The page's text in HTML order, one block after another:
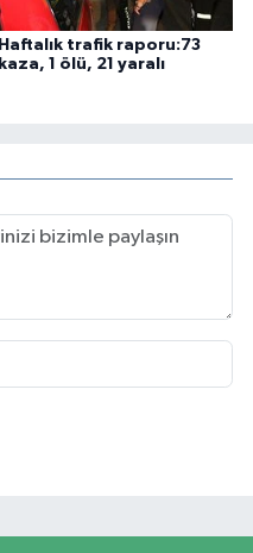
Haftalık trafik raporu:73
kaza, 1 ölü, 21 yaralı